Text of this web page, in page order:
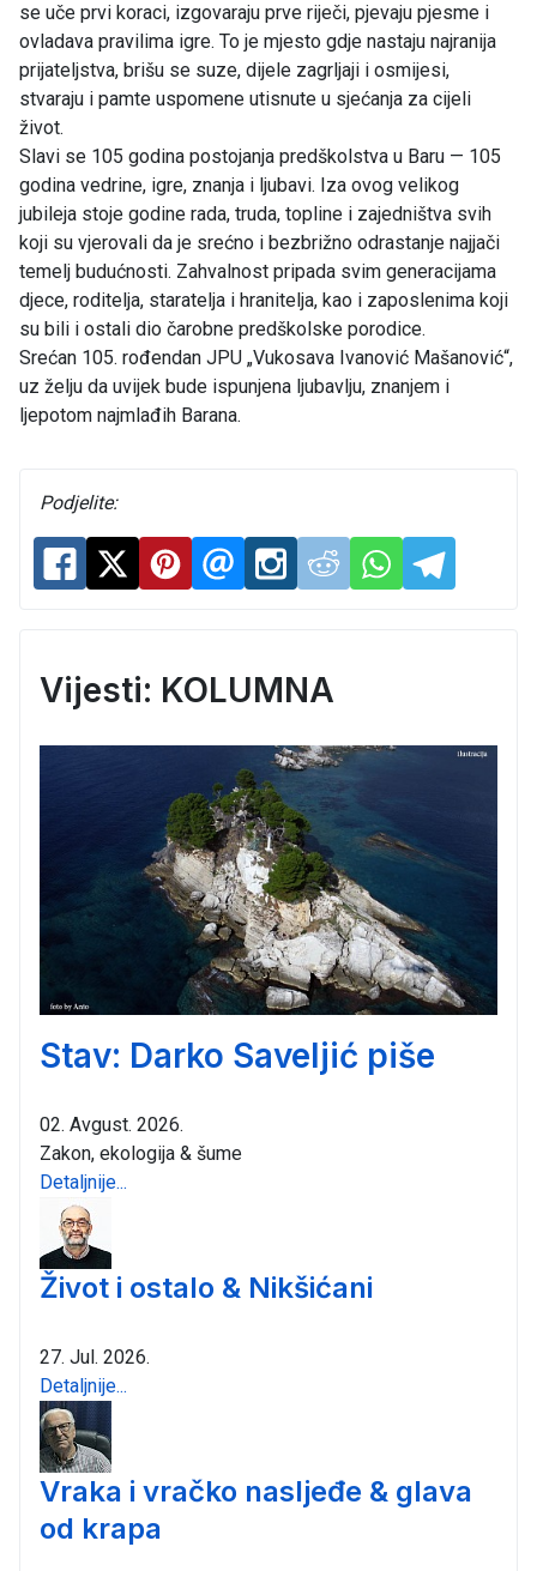
se uče prvi koraci, izgovaraju prve riječi, pjevaju pjesme i
ovladava pravilima igre. To je mjesto gdje nastaju najranija
prijateljstva, brišu se suze, dijele zagrljaji i osmijesi,
stvaraju i pamte uspomene utisnute u sjećanja za cijeli
život.
Slavi se 105 godina postojanja predškolstva u Baru — 105
godina vedrine, igre, znanja i ljubavi. Iza ovog velikog
jubileja stoje godine rada, truda, topline i zajedništva svih
koji su vjerovali da je srećno i bezbrižno odrastanje najjači
temelj budućnosti. Zahvalnost pripada svim generacijama
djece, roditelja, staratelja i hranitelja, kao i zaposlenima koji
su bili i ostali dio čarobne predškolske porodice.
Srećan 105. rođendan JPU „Vukosava Ivanović Mašanović“,
uz želju da uvijek bude ispunjena ljubavlju, znanjem i
ljepotom najmlađih Barana.
Podjelite:
Vijesti: KOLUMNA
Stav: Darko Saveljić piše
02. Avgust. 2026.
Zakon, ekologija & šume
Detaljnije...
Život i ostalo & Nikšićani
27. Jul. 2026.
Detaljnije...
Vraka i vračko nasljeđe & glava
od krapa